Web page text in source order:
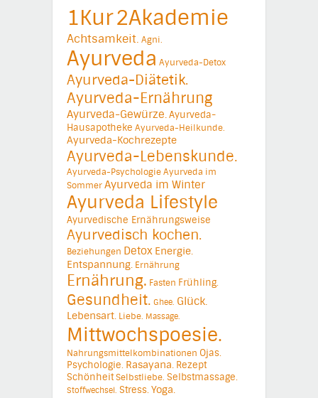
1Kur2Akademie
Achtsamkeit. Agni.
Ayurveda Ayurveda-Detox
Ayurveda-Diätetik.
Ayurveda-Ernährung
Ayurveda-Gewürze.Ayurveda-
Hausapotheke Ayurveda-Heilkunde.
Ayurveda-Kochrezepte
Ayurveda-Lebenskunde.
Ayurveda-PsychologieAyurveda im
SommerAyurveda im Winter
Ayurveda Lifestyle
Ayurvedische Ernährungsweise
Ayurvedisch kochen.
Beziehungen Detox Energie.
Entspannung. Ernährung
Ernährung. Fasten Frühling.
Gesundheit. Ghee. Glück.
Lebensart. Liebe. Massage.
Mittwochspoesie.
Nahrungsmittelkombinationen Ojas.
Psychologie. Rasayana. Rezept
SchönheitSelbstliebe. Selbstmassage.
Stoffwechsel. Stress.Yoga.